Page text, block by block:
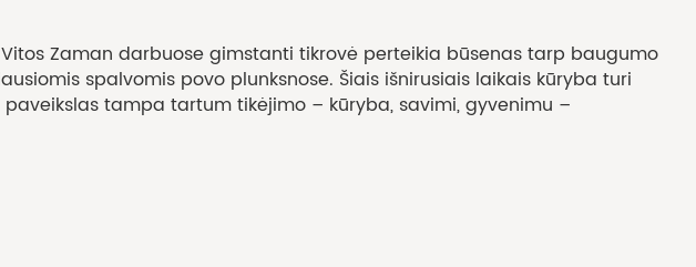
Zaman darbuose gimstanti tikrovė perteikia būsenas tarp baugumo
spalvomis povo plunksnose. Šiais išnirusiais laikais kūryba turi
paveikslas tampa tartum tikėjimo – kūryba, savimi, gyvenimu –